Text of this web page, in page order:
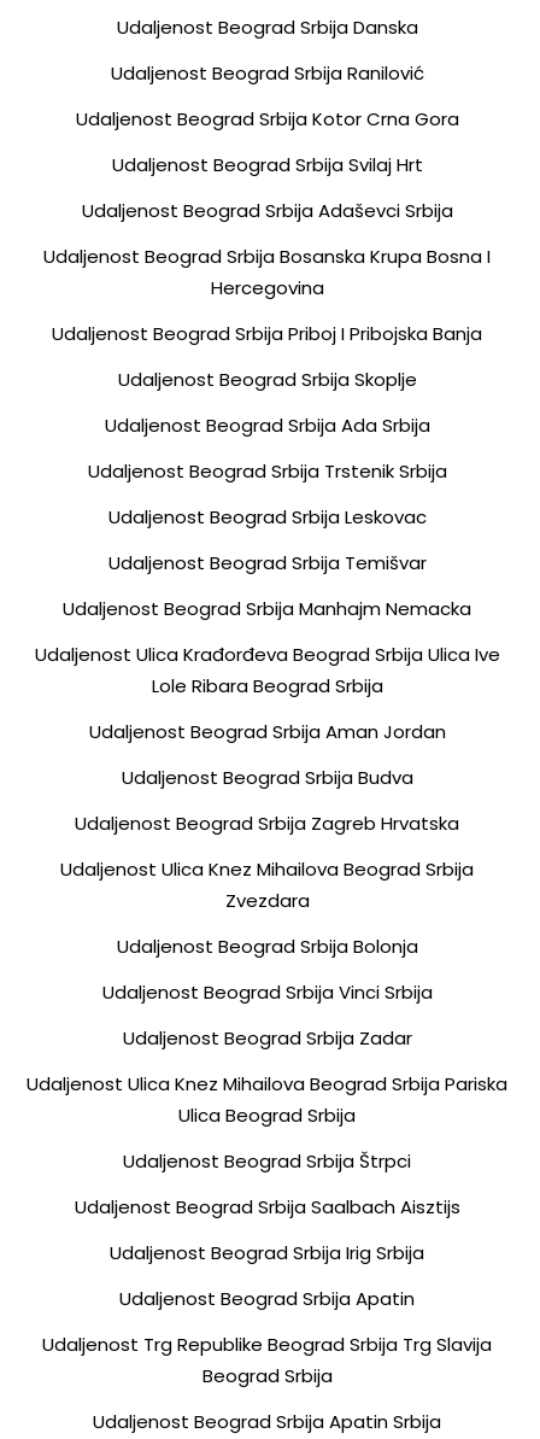
Udaljenost Beograd Srbija Danska
Udaljenost Beograd Srbija Ranilović
Udaljenost Beograd Srbija Kotor Crna Gora
Udaljenost Beograd Srbija Svilaj Hrt
Udaljenost Beograd Srbija Adaševci Srbija
Udaljenost Beograd Srbija Bosanska Krupa Bosna I
Hercegovina
Udaljenost Beograd Srbija Priboj I Pribojska Banja
Udaljenost Beograd Srbija Skoplje
Udaljenost Beograd Srbija Ada Srbija
Udaljenost Beograd Srbija Trstenik Srbija
Udaljenost Beograd Srbija Leskovac
Udaljenost Beograd Srbija Temišvar
Udaljenost Beograd Srbija Manhajm Nemacka
Udaljenost Ulica Krađorđeva Beograd Srbija Ulica Ive
Lole Ribara Beograd Srbija
Udaljenost Beograd Srbija Aman Jordan
Udaljenost Beograd Srbija Budva
Udaljenost Beograd Srbija Zagreb Hrvatska
Udaljenost Ulica Knez Mihailova Beograd Srbija
Zvezdara
Udaljenost Beograd Srbija Bolonja
Udaljenost Beograd Srbija Vinci Srbija
Udaljenost Beograd Srbija Zadar
Udaljenost Ulica Knez Mihailova Beograd Srbija Pariska
Ulica Beograd Srbija
Udaljenost Beograd Srbija Štrpci
Udaljenost Beograd Srbija Saalbach Aisztijs
Udaljenost Beograd Srbija Irig Srbija
Udaljenost Beograd Srbija Apatin
Udaljenost Trg Republike Beograd Srbija Trg Slavija
Beograd Srbija
Udaljenost Beograd Srbija Apatin Srbija